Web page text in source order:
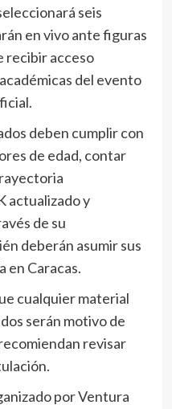
seis
en vivo ante figuras
recibir acceso
del evento
deben cumplir con
de edad, contar
actualizado y
de su
deberán asumir sus
en Caracas.
cualquier material
serán motivo de
revisar
por Ventura